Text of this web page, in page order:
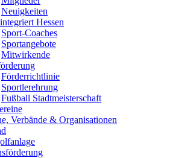
Neuigkeiten
Hessen
Sport-Coaches
Sportangebote
Mitwirkende
Förderrichtlinie
Sportlerehrung
Fußball Stadtmeisterschaft
Verbände & Organisationen